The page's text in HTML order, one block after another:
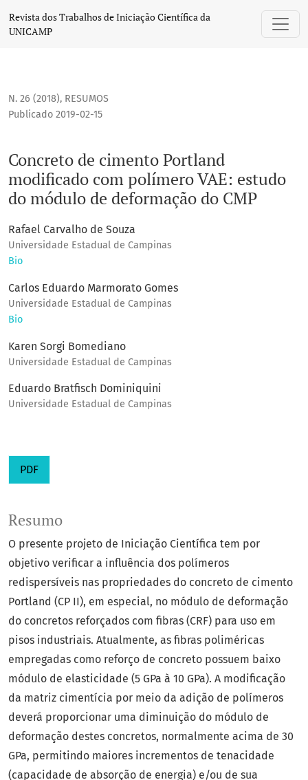
Concreto de cimento Portland modificado com polímero
Revista dos Trabalhos de Iniciação Científica da
UNICAMP
N. 26 (2018), RESUMOS
Concreto de cimento Portland
modificado com polímero VAE: estudo
do módulo de deformação do CMP
Publicado 2019-02-15
Rafael Carvalho de Souza
Universidade Estadual de Campinas
Bio
Carlos Eduardo Marmorato Gomes
Universidade Estadual de Campinas
Bio
Karen Sorgi Bomediano
Universidade Estadual de Campinas
Eduardo Bratfisch Dominiquini
Universidade Estadual de Campinas
PDF
Resumo
O presente projeto de Iniciação Científica tem por
objetivo verificar a influência dos polímeros
redispersíveis nas propriedades do concreto de cimento
Portland (CP II), em especial, no módulo de deformação
do concretos reforçados com fibras (CRF) para uso em
pisos industriais. Atualmente, as fibras poliméricas
empregadas como reforço de concreto possuem baixo
módulo de elasticidade (5 GPa à 10 GPa). A modificação
da matriz cimentícia por meio da adição de polímeros
deverá proporcionar uma diminuição do módulo de
deformação destes concretos, normalmente acima de 30
GPa, permitindo maiores incrementos de tenacidade
(capacidade de absorção de energia) e/ou de sua